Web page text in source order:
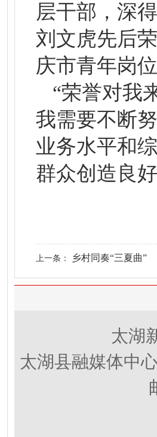
层干部，深
刘文虎先后
庆市青年岗位
“荣誉对我
我需要不断
业务水平和
群众创造良
上一条： 乡村同奏“三夏曲”
太湖
太湖县融媒体中